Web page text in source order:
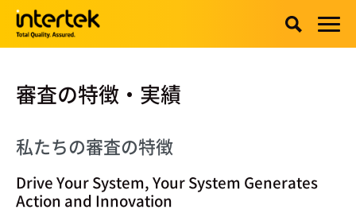
審査の特徴・実績
私たちの審査の特徴
Drive Your System, Your System Generates
Action and Innovation